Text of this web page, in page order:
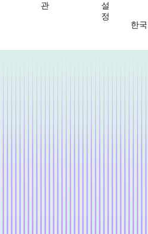
관
설
정
한